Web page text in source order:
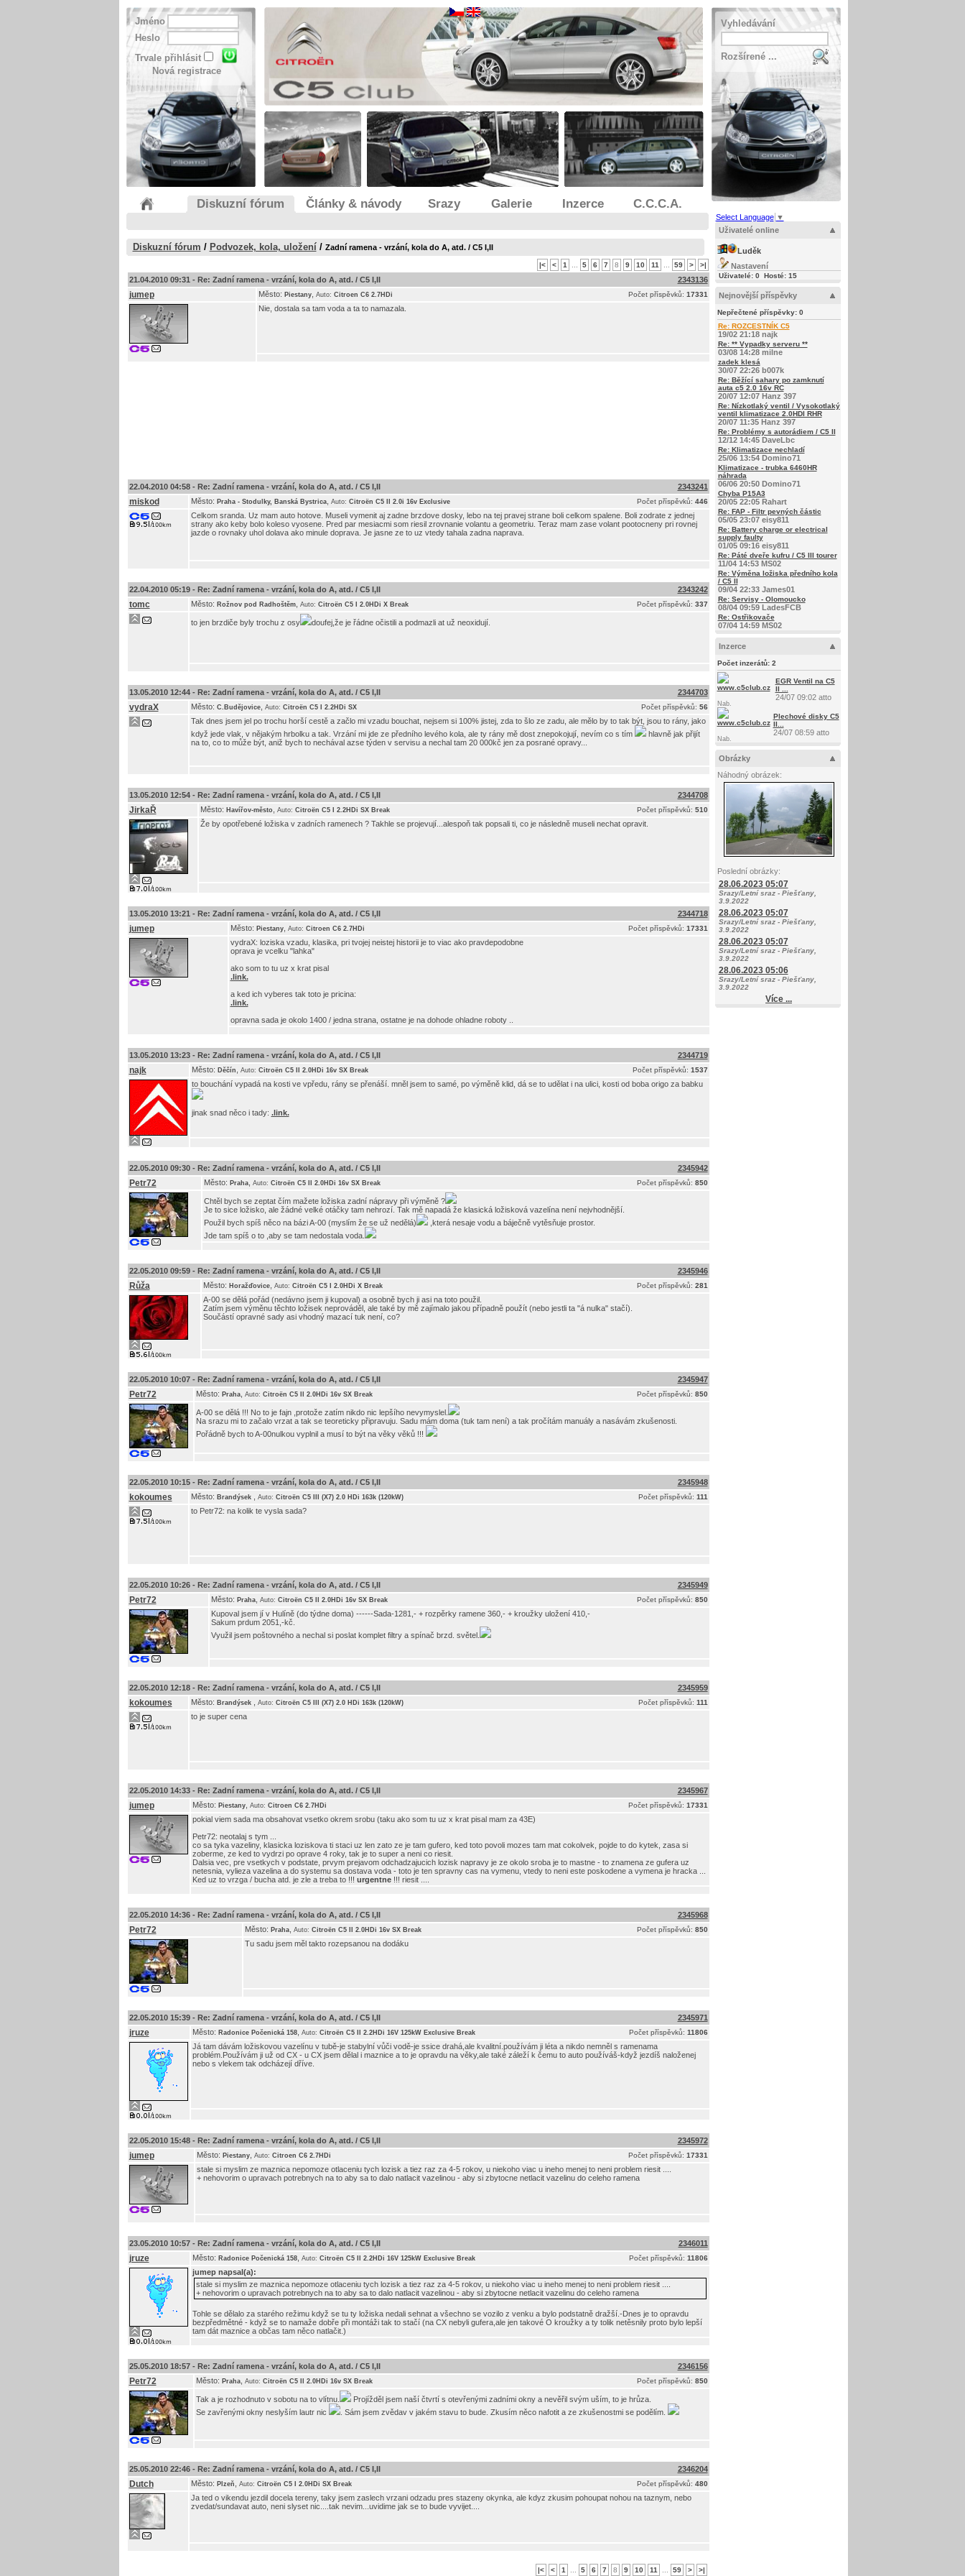
Jméno
Heslo
Trvale přihlásit
Nová registrace
Vyhledávání
Rozšírené ...
Diskuzní fórum Články & návody Srazy Galerie Inzerce C.C.C.A.
Diskuzní fórum / Podvozek, kola, uložení / Zadní ramena - vrzání, kola do A, atd. / C5 I,II
|< < 1 5 6 7 8 9 10 11 59 > >|
21.04.2010 09:31 - Re: Zadní ramena - vrzání, kola do A, atd. / C5 I,II 2343136
jumep Město: Piestany, Auto: Citroen C6 2.7HDi Počet příspěvků: 17331
Nie, dostala sa tam voda a ta to namazala.
22.04.2010 04:58 - Re: Zadní ramena - vrzání, kola do A, atd. / C5 I,II 2343241
miskod Město: Praha - Stodulky, Banská Bystrica, Auto: Citroën C5 II 2.0i 16v Exclusive Počet příspěvků: 446
Celkom sranda. Uz mam auto hotove. Museli vymenit aj zadne brzdove dosky, lebo na tej pravej strane boli celkom spalene. Boli zodrate z jednej
strany ako keby bolo koleso vyosene. Pred par mesiacmi som riesil zrovnanie volantu a geometriu. Teraz mam zase volant pootocneny pri rovnej
jazde o rovnaky uhol dolava ako minule doprava. Je jasne ze to uz vtedy tahala zadna naprava.
22.04.2010 05:19 - Re: Zadní ramena - vrzání, kola do A, atd. / C5 I,II 2343242
tomc Město: Rožnov pod Radhoštěm, Auto: Citroën C5 I 2.0HDi X Break Počet příspěvků: 337
to jen brzdiče byly trochu z osy doufej,že je řádne očistili a podmazli at už neoxidují.
13.05.2010 12:44 - Re: Zadní ramena - vrzání, kola do A, atd. / C5 I,II 2344703
vydraX Město: C.Budějovice, Auto: Citroën C5 I 2.2HDi SX Počet příspěvků: 56
Tak dnes jsem jel po trochu horší cestě a začlo mi vzadu bouchat, nejsem si 100% jistej, zda to šlo ze zadu, ale mělo by to tak být, jsou to rány, jako
když jede vlak, v nějakým hrbolku a tak. Vrzání mi jde ze předního levého kola, ale ty rány mě dost znepokojují, nevím co s tím
hlavně jak přijít
na to, co to může být, aniž bych to nechával azse týden v servisu a nechal tam 20 000kč jen za posrané opravy...
13.05.2010 12:54 - Re: Zadní ramena - vrzání, kola do A, atd. / C5 I,II 2344708
JirkaŘ Město: Havířov-město Auto: Citroën C5 I 2.2HDi SX Break Počet příspěvků: 510
Že by opotřebené ložiska v zadních ramenech ? Takhle se projevují...alespoň tak popsali ti, co je následně museli nechat opravit.
13.05.2010 13:21 - Re: Zadní ramena - vrzání, kola do A, atd. / C5 I,II 2344718
jumep Město: Piestany, Auto: Citroen C6 2.7HDi Počet příspěvků: 17331
vydraX: loziska vzadu, klasika, pri tvojej neistej historii je to viac ako pravdepodobne
oprava je vcelku "lahka"
ako som to tu uz x krat pisal
.link.
a ked ich vyberes tak toto je pricina:
.link.
opravna sada je okolo 1400 / jedna strana, ostatne je na dohode ohladne roboty ..
13.05.2010 13:23 - Re: Zadní ramena - vrzání, kola do A, atd. / C5 I,II 2344719
najk Město: Děčín Auto: Citroën C5 II 2.0HDi 16v SX Break Počet příspěvků: 1537
to bouchání vypadá na kosti ve vpředu, rány se přenáší. mněl jsem to samé, po výměně klid, dá se to udělat i na ulici, kosti od boba origo za babku
jinak snad něco i tady: .link.
22.05.2010 09:30 - Re: Zadní ramena - vrzání, kola do A, atd. / C5 I,II 2345942
Petr72 Město: Praha, Auto: Citroën C5 II 2.0HDi 16v SX Break Počet příspěvků: 850
Chtěl bych se zeptat čím mažete ložiska zadní nápravy při výměně ?
Je to sice ložisko, ale žádné velké otáčky tam nehrozí. Tak mě napadá že klasická ložisková vazelína není nejvhodnější.
Použil bych spíš něco na bázi A-00 (myslím že se už nedělá)
,která nesaje vodu a báječně vytěsňuje prostor.
Jde tam spíš o to ,aby se tam nedostala voda.
22.05.2010 09:59 - Re: Zadní ramena - vrzání, kola do A, atd. / C5 I,II 2345946
Růža Město: Horažďovice, Auto: Citroën C5 I 2.0HDi X Break Počet příspěvků: 281
A-00 se dělá pořád (nedávno jsem ji kupoval) a osobně bych ji asi na toto použil.
Zatím jsem výměnu těchto ložisek neprováděl, ale také by mě zajímalo jakou případně použít (nebo jestli ta "á nulka" stačí).
Součástí opravné sady asi vhodný mazací tuk není, co?
22.05.2010 10:07 - Re: Zadní ramena - vrzání, kola do A, atd. / C5 I,II 2345947
Petr72 Město: Praha, Auto: Citroën C5 II 2.0HDi 16v SX Break Počet příspěvků: 850
A-00 se dělá !!! No to je fajn ,protože zatím nikdo nic lepšího nevymyslel.
Na srazu mi to začalo vrzat a tak se teoreticky připravuju. Sadu mám doma (tuk tam není) a tak pročítám manuály a nasávám zkušenosti.
Pořádně bych to A-00nulkou vyplnil a musí to být na věky věků !!!
22.05.2010 10:15 - Re: Zadní ramena - vrzání, kola do A, atd. / C5 I,II 2345948
kokoumes Město: Brandýsek Auto: Citroën C5 III (X7) 2.0 HDi 163k (120kW) Počet příspěvků: 111
to Petr72: na kolik te vysla sada?
22.05.2010 10:26 - Re: Zadní ramena - vrzání, kola do A, atd. / C5 I,II 2345949
Petr72 Město: Praha, Auto: Citroën C5 II 2.0HDi 16v SX Break Počet příspěvků: 850
Kupoval jsem jí v Hulíně (do týdne doma) ------Sada-1281,- + rozpěrky ramene 360,- + kroužky uložení 410,-
Sakum prdum 2051,-kč.
Využil jsem poštovného a nechal si poslat komplet filtry a spínač brzd. světel.
22.05.2010 12:18 - Re: Zadní ramena - vrzání, kola do A, atd. / C5 I,II 2345959
kokoumes Město: Brandýsek Auto: Citroën C5 III (X7) 2.0 HDi 163k (120kW) Počet příspěvků: 111
to je super cena
22.05.2010 14:33 - Re: Zadní ramena - vrzání, kola do A, atd. / C5 I,II 2345967
jumep Město: Piestany, Auto: Citroen C6 2.7HDi Počet příspěvků: 17331
pokial viem sada ma obsahovat vsetko okrem srobu (taku ako som tu uz x krat pisal mam za 43E)
Petr72: neotalaj s tym ...
co sa tyka vazeliny, klasicka loziskova ti staci uz len zato ze je tam gufero, ked toto povoli mozes tam mat cokolvek, pojde to do kytek, zasa si
zoberme, ze ked to vydrzi po oprave 4 roky, tak je to super a neni co riesit.
Dalsia vec, pre vsetkych v podstate, prvym prejavom odchadzajucich lozisk napravy je ze okolo sroba je to mastne - to znamena ze gufera uz
netesnia, vylieza vazelina a do systemu sa dostava voda - toto je ten spravny cas na vymenu, vtedy to neni este poskodene a vymena je hracka ...
Ked uz to vrzga / bucha atd. je zle a treba to !!! urgentne!!! riesit ....
22.05.2010 14:36 - Re: Zadní ramena - vrzání, kola do A, atd. / C5 I,II 2345968
Petr72 Město: Praha, Auto: Citroën C5 II 2.0HDi 16v SX Break Počet příspěvků: 850
Tu sadu jsem měl takto rozepsanou na dodáku
22.05.2010 15:39 - Re: Zadní ramena - vrzání, kola do A, atd. / C5 I,II 2345971
jruze Město: Radonice Počenická 158, Auto: Citroën C5 II 2.2HDi 16V 125kW Exclusive Break Počet příspěvků: 11806
Já tam dávám ložiskovou vazelínu v tubě-je stabylní vůči vodě-je ssice drahá,ale kvalitní.používám ji léta a nikdo nemněl s ramenama
problém.Používám ji už od CX - u CX jsem dělal i maznice a to je opravdu na věky,ale také záleží k čemu to auto používáš-když jezdíš naloženej
nebo s vlekem tak odcházejí dříve.
22.05.2010 15:48 - Re: Zadní ramena - vrzání, kola do A, atd. / C5 I,II 2345972
jumep Město: Piestany, Auto: Citroen C6 2.7HDi Počet příspěvků: 17331
stale si myslim ze maznica nepomoze otlaceniu tych lozisk a tiez raz za 4-5 rokov, u niekoho viac u ineho menej to neni problem riesit ....
+ nehovorim o upravach potrebnych na to aby sa to dalo natlacit vazelinou - aby si zbytocne netlacit vazelinu do celeho ramena
23.05.2010 10:57 - Re: Zadní ramena - vrzání, kola do A, atd. / C5 I,II 2346011
jruze Město: Radonice Počenická 158, Auto: Citroën C5 II 2.2HDi 16V 125kW Exclusive Break Počet příspěvků: 11806
jumepnapsal(a):
stale si myslim ze maznica nepomoze otlaceniu tych lozisk a tiez raz za 4-5 rokov, u niekoho viac u ineho menej to neni problem riesit ....
+ nehovorim o upravach potrebnych na to aby sa to dalo natlacit vazelinou - aby si zbytocne netlacit vazelinu do celeho ramena
Tohle se dělalo za starého režimu když se tu ty ložiska nedali sehnat a všechno se vozilo z venku a bylo podstatně dražší.-Dnes je to opravdu
bezpředmětné - když se to namaže dobře při montáži tak to stačí (na CX nebyli gufera,ale jen takové O kroužky a ty tolik netěsnily proto bylo lepší
tam dát maznice a občas tam něco natlačit.)
25.05.2010 18:57 - Re: Zadní ramena - vrzání, kola do A, atd. / C5 I,II 2346156
Petr72 Město: Praha, Auto: Citroën C5 II 2.0HDi 16v SX Break Počet příspěvků: 850
Tak a je rozhodnuto v sobotu na to vlítnu.
Projížděl jsem naší čtvrtí s otevřenými zadními okny a nevěřil svým uším, to je hrůza.
Se zavřenými okny neslyším lautr nic
. Sám jsem zvědav v jakém stavu to bude. Zkusím něco nafotit a ze zkušenostmi se podělím.
25.05.2010 22:46 - Re: Zadní ramena - vrzání, kola do A, atd. / C5 I,II 2346204
Dutch Město: Plzeň Auto: Citroën C5 I 2.0HDi SX Break Počet příspěvků: 480
Ja ted o vikendu jezdil docela tereny, taky jsem zaslech vrzani odzadu pres stazeny okynka, ale kdyz zkusim pohoupat nohou na taznym, nebo
zvedat/sundavat auto, neni slyset nic....tak nevim...uvidime jak se to bude vyvijet....
|< < 1 5 6 7 8 9 10 11 59 > >|
Select Language ▼
Uživatelé online
Luděk
Nastavení
Uživatelé: 0 Hosté: 15
Nejnovější příspěvky
Nepřečtené příspěvky: 0
Re: ROZCESTNÍK C5
19/02 21:18 najk
Re: ** Vypadky serveru **
03/08 14:28 milne
zadek klesá
30/07 22:26 b007k
Re: Běžící sahary po zamknutí
auta c5 2.0 16v RC
20/07 12:07 Hanz 397
Re: Nízkotlaký ventil / Vysokotlaký
ventil klimatizace 2.0HDI RHR
20/07 11:35 Hanz 397
Re: Problémy s autorádiem / C5 II
12/12 14:45 DaveLbc
Re: Klimatizace nechladí
25/06 13:54 Domino71
Klimatizace - trubka 6460HR
náhrada
06/06 20:50 Domino71
Chyba P15A3
20/05 22:05 Rahart
Re: FAP - Filtr pevných částic
05/05 23:07 eisy811
Re: Battery charge or electrical
supply faulty
01/05 09:16 eisy811
Re: Páté dveře kufru / C5 III tourer
11/04 14:53 MS02
Re: Výměna ložiska předního kola
/ C5 II
09/04 22:33 James01
Re: Servisy - Olomoucko
08/04 09:59 LadesFCB
Re: Ostřikovače
07/04 14:59 MS02
Inzerce
Počet inzerátů: 2
Nab.
EGR Ventil na C5
II ...
24/07 09:02 atto
Nab.
Plechové disky C5
II...
24/07 08:59 atto
Obrázky
Náhodný obrázek:
Poslední obrázky:
28.06.2023 05:07
Srazy/Letní sraz - Piešťany,
3.9.2022
28.06.2023 05:07
Srazy/Letní sraz - Piešťany,
3.9.2022
28.06.2023 05:07
Srazy/Letní sraz - Piešťany,
3.9.2022
28.06.2023 05:06
Srazy/Letní sraz - Piešťany,
3.9.2022
Více ...